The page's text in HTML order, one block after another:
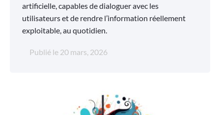
artificielle, capables de dialoguer avec les
utilisateurs et de rendre l’information réellement
exploitable, au quotidien.
Publié le 20 mars, 2026